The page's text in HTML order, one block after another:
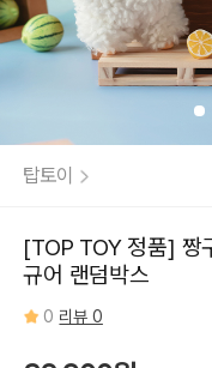
탑토이
[TOP TOY 정품] 짱
규어 랜덤박스
0 리뷰 0